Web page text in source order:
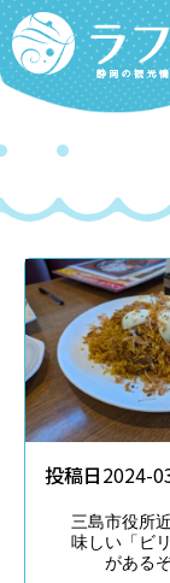
投稿日2024-
三島市役所
味しい「ビリ
があるぞ